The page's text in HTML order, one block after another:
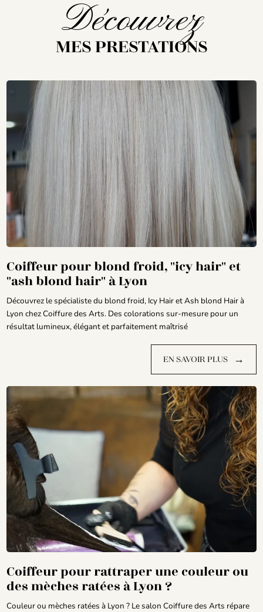
Découvrez
MES PRESTATIONS
Coiffeur pour blond froid, "icy hair" et
"ash blond hair" à Lyon
Découvrez le spécialiste du blond froid, Icy Hair et Ash blond Hair à
Lyon chez Coiffure des Arts. Des colorations sur-mesure pour un
résultat lumineux, élégant et parfaitement maîtrisé
EN SAVOIR PLUS →
Coiffeur pour rattraper une couleur ou
des mèches ratées à Lyon ?
Couleur ou mèches ratées à Lyon ? Le salon Coiffure des Arts répare